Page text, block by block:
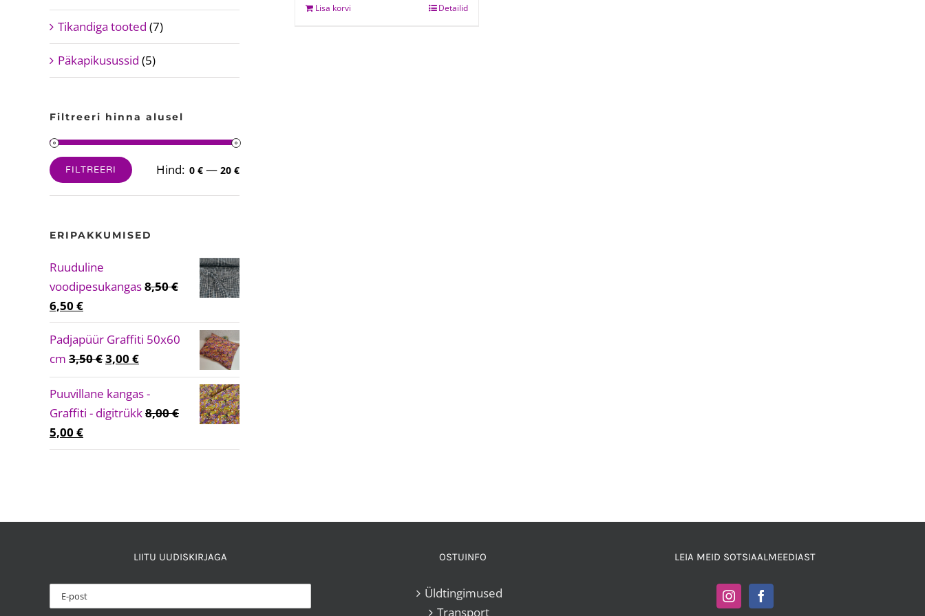
9,50 €.
Lisa korvi Detailid
Tikandiga tooted (7)
Päkapikusussid (5)
Filtreeri hinna alusel
Minimaalne
hind
Maksimaalne
hind
FILTREERI Hind: 0 € — 20 €
ERIPAKKUMISED
Ruuduline
voodipesukangas8,50€
Algne
hind
oli:
8,50 €.
6,50 €Current
price
is:
6,50 €.
Padjapüür Graffiti 50x60
cm 3,50€Algne
hind
oli:
3,50 €.
3,00 €Current
price
is:
3,00 €.
Puuvillane kangas -
Graffiti - digitrükk8,00€
Algne
hind
5,00 €Current
price
LIITU UUDISKIRJAGA OSTUINFO
Üldtingimused
Transport
LEIA MEID SOTSIAALMEEDIAST